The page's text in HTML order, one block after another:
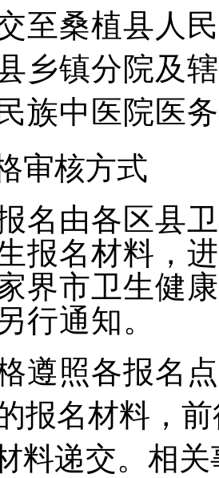
至桑植县人
乡镇分院及
族中医院医
审核方式
名由各区县
报名材料，
界市卫生健
行通知。
遵照各报名
报名材料，
料递交。 相关